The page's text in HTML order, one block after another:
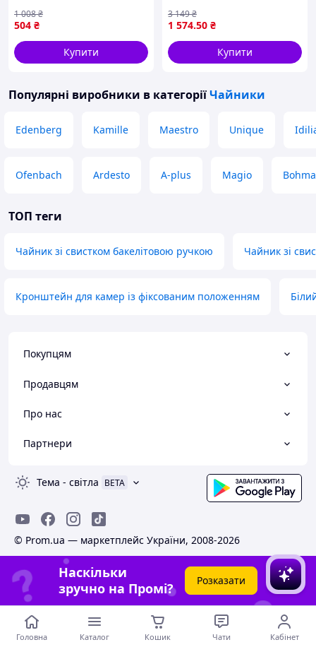
напитков и настоек
504 ₴
1 008₴
Купити
фіолетовий з квітами
1 574.50 ₴
3 149₴
Купити
Популярні виробники в категоріїЧайники
Edenberg Kamille Maestro Unique
Ofenbach Ardesto A-plus Magio
ТОП теги
Чайник зі свистком бакелітовою ручкою Чайник зі
Кронштейн для камер із фіксованим положенням
Покупцям
Продавцям
Про нас
Партнери
Тема - світла BETA
© Prom.ua — маркетплейс України, 2008-2026
Наскільки
зручно на Промі?
Розказати
Головна Каталог Кошик Чати Кабінет